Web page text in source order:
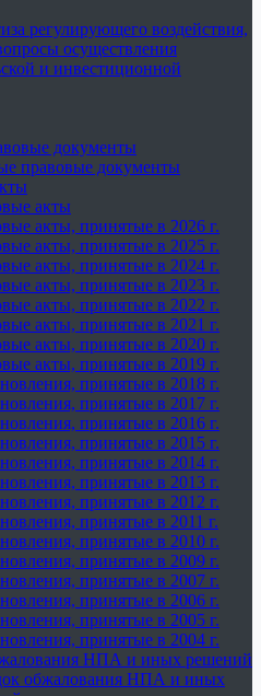
регулирующего воздействия,
осуществления
и инвестиционной
документы
правовые документы
акты
акты, принятые в 2026 г.
акты, принятые в 2025 г.
акты, принятые в 2024 г.
акты, принятые в 2023 г.
акты, принятые в 2022 г.
акты, принятые в 2021 г.
акты, принятые в 2020 г.
акты, принятые в 2019 г.
принятые в 2018 г.
принятые в 2017 г.
принятые в 2016 г.
принятые в 2015 г.
принятые в 2014 г.
принятые в 2013 г.
принятые в 2012 г.
принятые в 2011 г.
принятые в 2010 г.
принятые в 2009 г.
принятые в 2007 г.
принятые в 2006 г.
принятые в 2005 г.
принятые в 2004 г.
НПА и иных решений
обжалования НПА и иных